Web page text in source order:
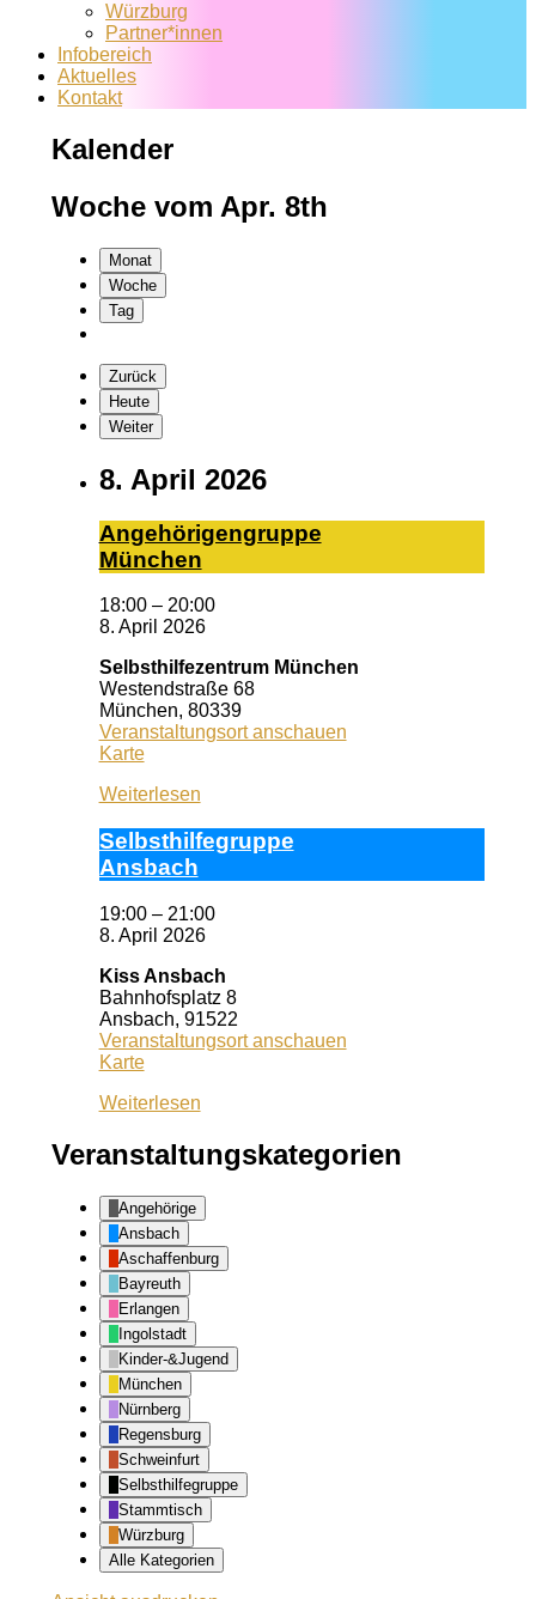
Würzburg
Partner*innen
Infobereich
Aktuelles
Kontakt
Kalender
Woche vom Apr. 8th
Monat
Woche
Tag
Zurück
Heute
Weiter
8. April 2026
An­ge­hö­ri­gen­grup­pe
Mün­chen
18:00 – 20:00
8. April 2026
Selbsthilfezentrum München
Westendstraße 68
München, 80339
Veranstaltungsort anschauen
KarteSelbsthilfezentrum
Weiterlesen
Selbst­hil­fe­grup­pe
Ans­bach
19:00 – 21:00
8. April 2026
Kiss Ansbach
Bahnhofsplatz 8
Ansbach, 91522
Veranstaltungsort anschauen
KarteKiss
Weiterlesen
Veranstaltungskategorien
Angehörige
Ansbach
Aschaffenburg
Bayreuth
Erlangen
Ingolstadt
Kinder-&Jugend
München
Nürnberg
Regensburg
Schweinfurt
Selbsthilfegruppe
Stammtisch
Würzburg
Alle Kategorien